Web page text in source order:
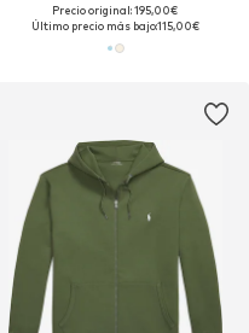
Precio original: 195,00€
Último precio más bajo:115,00€